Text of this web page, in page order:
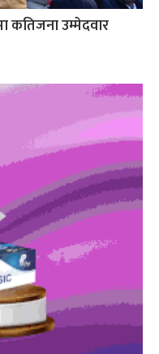
कतिजना उम्मेदवार